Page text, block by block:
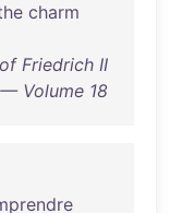
charm
Friedrich II
Volume 18